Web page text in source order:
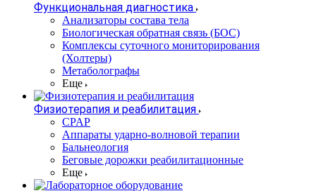
Функциональная диагностика
Анализаторы состава тела
Биологическая обратная связь (БОС)
Комплексы суточного мониторирования
(Холтеры)
Метаболографы
Еще
Физиотерапия и реабилитация
CPAP
Аппараты ударно-волновой терапии
Бальнеология
Беговые дорожки реабилитационные
Еще